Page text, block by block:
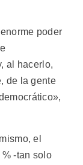
poder
al hacerlo,
de la gente
el
-tan solo